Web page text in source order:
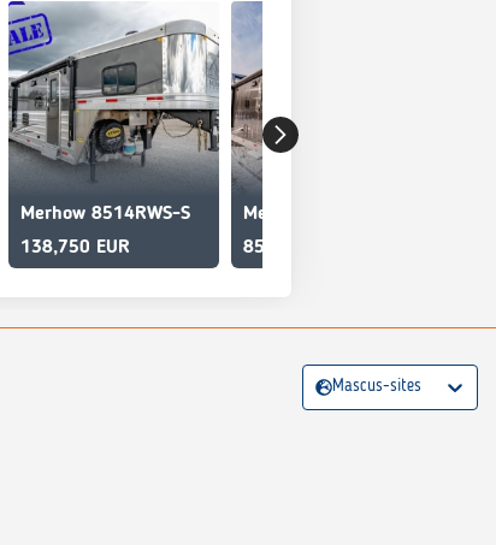
Merhow 8514RWS-S
138,750 EUR
Merhow 8312-ARKS
85,910 EUR
Mascus-sites